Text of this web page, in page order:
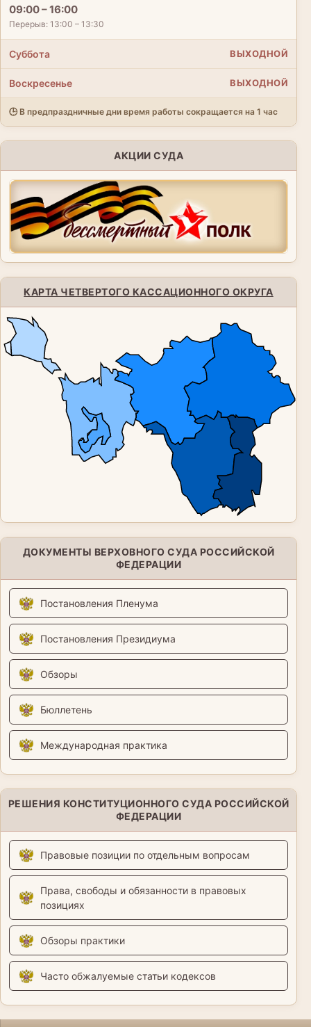
09:00 – 16:00
Перерыв: 13:00 – 13:30
Суббота ВЫХОДНОЙ
Воскресенье ВЫХОДНОЙ
🕒 В предпраздничные дни время работы сокращается на 1 час
АКЦИИ СУДА
КАРТА ЧЕТВЕРТОГО КАССАЦИОННОГО ОКРУГА
ДОКУМЕНТЫ ВЕРХОВНОГО СУДА РОССИЙСКОЙ
ФЕДЕРАЦИИ
Постановления Пленума
Постановления Президиума
Обзоры
Бюллетень
Международная практика
РЕШЕНИЯ КОНСТИТУЦИОННОГО СУДА РОССИЙСКОЙ
ФЕДЕРАЦИИ
Правовые позиции по отдельным вопросам
Права, свободы и обязанности в правовых
позициях
Обзоры практики
Часто обжалуемые статьи кодексов